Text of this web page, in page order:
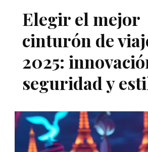
Elegir el mejor
cinturón de
2025:
seguridad y